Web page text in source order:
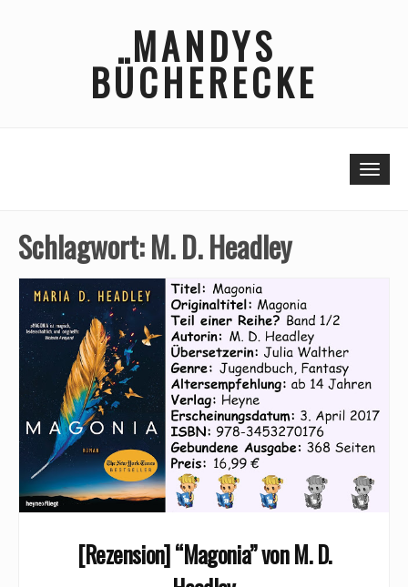
MANDYS
BÜCHERECKE
Schlagwort:M. D. Headley
[Rezension] “Magonia” von M. D.